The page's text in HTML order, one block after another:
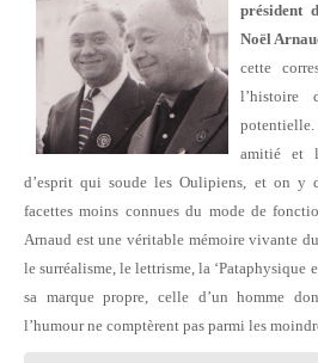
président
Noël
cette
l’histoire
amitié et
d’esprit qui soude les Oulipiens, et on y
facettes moins connues du mode de
Arnaud est une véritable mémoire vivante
le surréalisme, le lettrisme, la ‘Pataphysique
sa marque propre, celle d’un homme
l’humour ne comptèrent pas parmi les